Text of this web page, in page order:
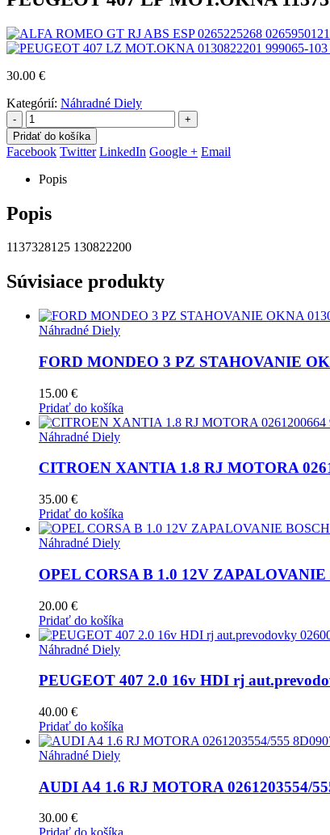
30.00 €
Kategórií: Náhradné Diely
-
+
Pridať do košíka
Facebook Twitter LinkedIn Google + Email
Popis
Popis
1137328125 130822200
Súvisiace produkty
Náhradné Diely
FORD MONDEO 3 PZ STAHOVANIE
15.00 €
Pridať do košíka
Náhradné Diely
CITROEN XANTIA 1.8 RJ MOTORA
35.00 €
Pridať do košíka
Náhradné Diely
OPEL CORSA B 1.0 12V ZAPALOVANIE
20.00 €
Pridať do košíka
Náhradné Diely
PEUGEOT 407 2.0 16v HDI rj
40.00 €
Pridať do košíka
Náhradné Diely
AUDI A4 1.6 RJ MOTORA 0261203554/
30.00 €